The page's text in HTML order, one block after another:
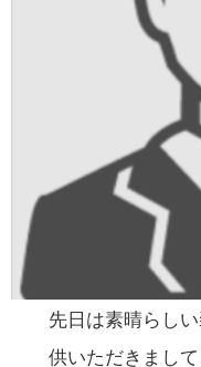
先日は素晴らし
供いただきまし